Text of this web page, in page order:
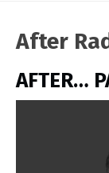
After
AFTER…